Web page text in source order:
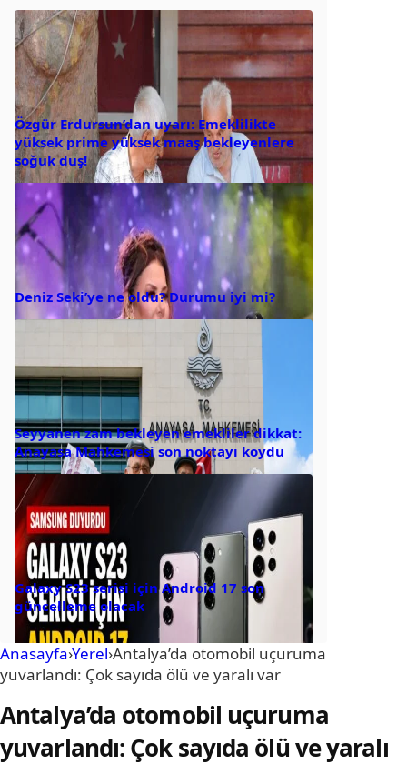
Özgür Erdursun’dan uyarı: Emeklilikte
yüksek prime yüksek maaş bekleyenlere
soğuk duş!
Deniz Seki’ye ne oldu? Durumu iyi mi?
Seyyanen zam bekleyen emekliler dikkat:
Anayasa Mahkemesi son noktayı koydu
Galaxy S23 serisi için Android 17 son
güncelleme olacak
Anasayfa›Yerel›Antalya’da otomobil uçuruma
yuvarlandı: Çok sayıda ölü ve yaralı var
Antalya’da otomobil uçuruma
yuvarlandı: Çok sayıda ölü ve yaralı